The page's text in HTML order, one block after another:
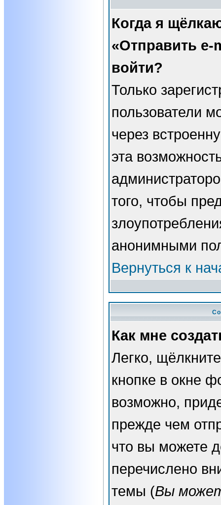
Когда я
«Отправить e-
войти?
Только
пользователи
через
эта
того, чтобы
анонимными
Вернуться к
Как мне
Легко,
кнопке в окне
возможно,
прежде чем
что вы можете
перечислено
темы (Вы